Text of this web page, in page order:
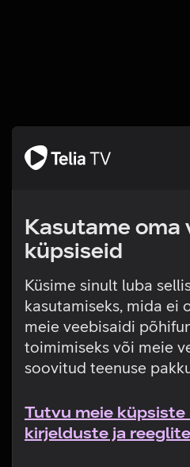
Kasutame oma
küpsiseid
Küsime sinult luba
kasutamiseks, mida ei
meie veebisaidi
toimimiseks või meie
soovitud teenuse
Tutvu meie
kirjelduste ja